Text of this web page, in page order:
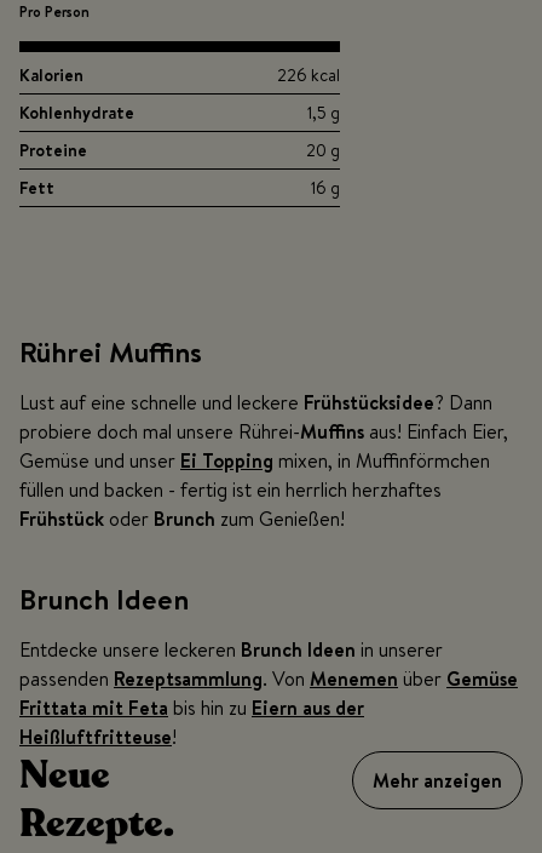
Pro Person
Kalorien
226 kcal
Kohlenhydrate
1,5 g
Proteine
20 g
Fett
16 g
Rührei Muffins
Lust auf eine schnelle und leckere Frühstücksidee? Dann
probiere doch mal unsere Rührei-Muffins aus! Einfach Eier,
Gemüse und unser Ei Topping mixen, in Muffinförmchen
füllen und backen - fertig ist ein herrlich herzhaftes
Frühstück oder Brunch zum Genießen!
Brunch Ideen
Entdecke unsere leckeren Brunch Ideen in unserer
passenden Rezeptsammlung. Von Menemen über Gemüse
Frittata mit Feta bis hin zu Eiern aus der
Heißluftfritteuse!
Neue
Rezepte.
Mehr anzeigen